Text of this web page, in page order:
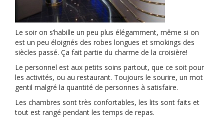
Le soir on s’habille un peu plus élégamment, même si on
est un peu éloignés des robes longues et smokings des
siècles passé. Ça fait partie du charme de la croisière!
Le personnel est aux petits soins partout, que ce soit pour
les activités, ou au restaurant. Toujours le sourire, un mot
gentil malgré la quantité de personnes à satisfaire.
Les chambres sont très confortables, les lits sont faits et
tout est rangé pendant les temps de repas.